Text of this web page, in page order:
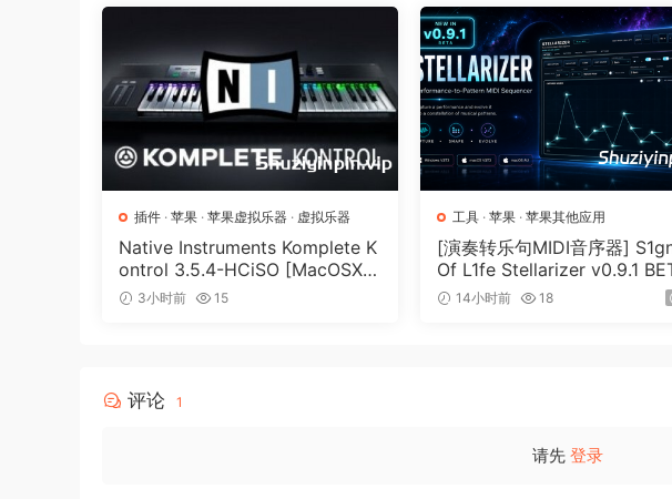
Avid Sibelius
is notation software that is a fast and easy way for
from the aspiring composer and songwriter, to teachers and
using notation software, the intuitive interface guides you through
objects from bumping into each other, and additional time-saving
results fast.
Write music with ease
Sibelius makes music composition easy, giving you the flexibility
Create music for everything from piano to orchestra, with multiple
插件 · 苹果 · 苹果虚拟乐器 · 虚拟乐器
Native Instruments Komplete K
ontrol 3.5.4-HCiSO [MacOSX]
（ 823.17MB）
3小时前 15
工具· 苹果· 苹果其他应用
[演奏转乐句MIDI音序器]
Of L1fe Stellarizer v0.9.1
ARCADiA [WiN, MacOSX]
14小时前 18
评论 1
请先 登录